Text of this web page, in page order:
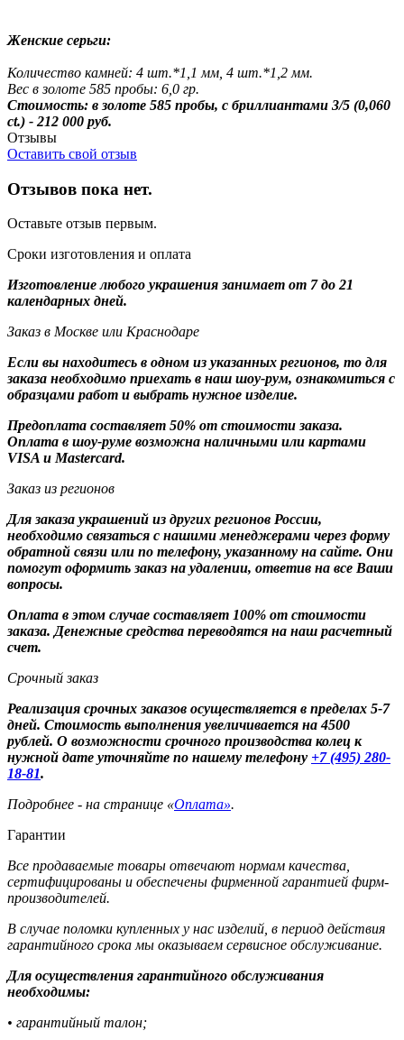
Женские серьги:
Количество камней: 4 шт.*1,1 мм, 4 шт.*1,2 мм.
Вес в золоте 585 пробы: 6,0 гр.
Стоимость: в золоте 585 пробы, с бриллиантами 3/5 (0,060
ct.) - 212 000 руб.
Отзывы
Оставить свой отзыв
Отзывов пока нет.
Оставьте отзыв первым.
Сроки изготовления и оплата
Изготовление любого украшения занимает от 7 до 21
календарных дней.
Заказ в Москве или Краснодаре
Если вы находитесь в одном из указанных регионов, то для
заказа необходимо приехать в наш шоу-рум, ознакомиться с
образцами работ и выбрать нужное изделие.
Предоплата составляет 50% от стоимости заказа.
Оплата в шоу-руме возможна наличными или картами
VISA и Mastercard.
Заказ из регионов
Для заказа украшений из других регионов России,
необходимо связаться с нашими менеджерами через форму
обратной связи или по телефону, указанному на сайте. Они
помогут оформить заказ на удалении, ответив на все Ваши
вопросы.
Оплата в этом случае составляет 100% от стоимости
заказа. Денежные средства переводятся на наш расчетный
счет.
Срочный заказ
Реализация срочных заказов осуществляется в пределах 5-7
дней. Стоимость выполнения увеличивается на 4500
рублей. О возможности срочного производства колец к
нужной дате уточняйте по нашему телефону +7 (495) 280-
18-81.
Подробнее - на странице «Оплата».
Гарантии
Все продаваемые товары отвечают нормам качества,
сертифицированы и обеспечены фирменной гарантией фирм-
производителей.
В случае поломки купленных у нас изделий, в период действия
гарантийного срока мы оказываем сервисное обслуживание.
Для осуществления гарантийного обслуживания
необходимы:
• гарантийный талон;